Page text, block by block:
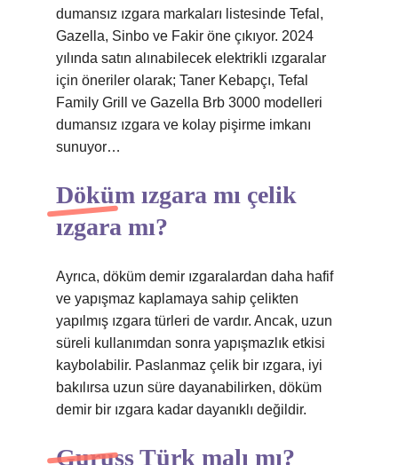
dumansız ızgara markaları listesinde Tefal,
Gazella, Sinbo ve Fakir öne çıkıyor. 2024
yılında satın alınabilecek elektrikli ızgaralar
için öneriler olarak; Taner Kebapçı, Tefal
Family Grill ve Gazella Brb 3000 modelleri
dumansız ızgara ve kolay pişirme imkanı
sunuyor…
Döküm ızgara mı çelik
ızgara mı?
Ayrıca, döküm demir ızgaralardan daha hafif
ve yapışmaz kaplamaya sahip çelikten
yapılmış ızgara türleri de vardır. Ancak, uzun
süreli kullanımdan sonra yapışmazlık etkisi
kaybolabilir. Paslanmaz çelik bir ızgara, iyi
bakılırsa uzun süre dayanabilirken, döküm
demir bir ızgara kadar dayanıklı değildir.
Guruss Türk malı mı?